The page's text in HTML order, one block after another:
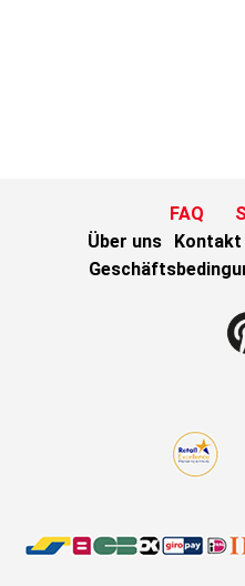
FAQ
Über uns
Kontakt